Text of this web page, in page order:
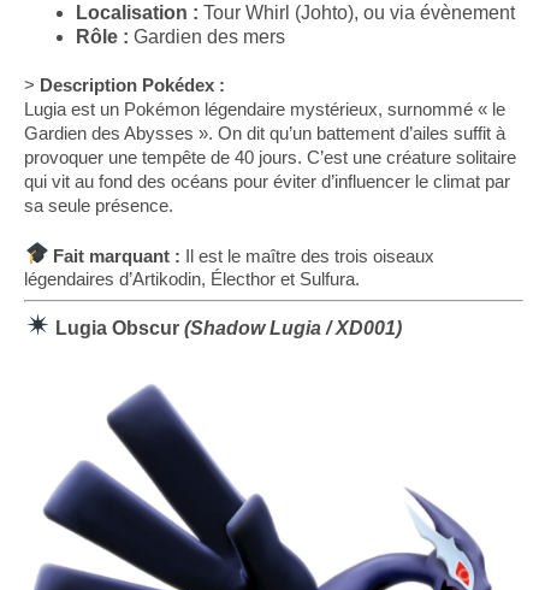
Localisation : Tour Whirl (Johto), ou via évènement
Rôle : Gardien des mers
> Description Pokédex :
Lugia est un Pokémon légendaire mystérieux, surnommé « le
Gardien des Abysses ». On dit qu’un battement d’ailes suffit à
provoquer une tempête de 40 jours. C’est une créature solitaire
qui vit au fond des océans pour éviter d’influencer le climat par
sa seule présence.
Fait marquant : Il est le maître des trois oiseaux
légendaires d’Artikodin, Électhor et Sulfura.
Lugia Obscur (Shadow Lugia / XD001)